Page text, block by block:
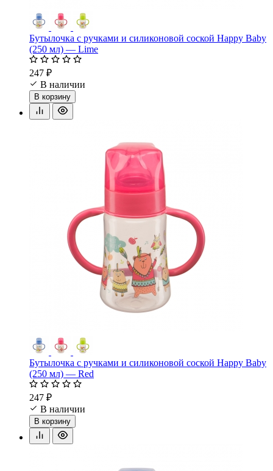
Бутылочка с ручками и силиконовой соской Happy Baby
(250 мл) — Lime
247 ₽
В наличии
В корзину
Бутылочка с ручками и силиконовой соской Happy Baby
(250 мл) — Red
247 ₽
В наличии
В корзину